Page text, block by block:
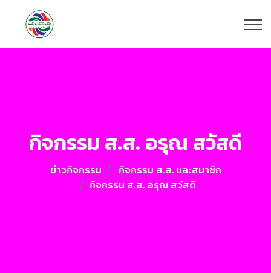
กิจกรรม ส.ส. อรุณ สวัสดี
ข่าวกิจกรรม
กิจกรรม ส.ส. และสมาชิก
กิจกรรม ส.ส. อรุณ สวัสดี